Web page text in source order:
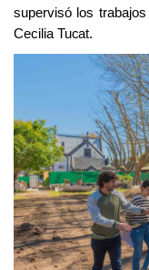
supervisó los
Cecilia Tucat.